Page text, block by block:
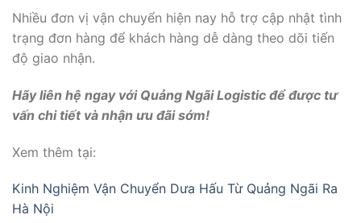
Nhiều đơn vị vận chuyển hiện nay hỗ trợ cập nhật tình
trạng đơn hàng để khách hàng dễ dàng theo dõi tiến
độ giao nhận.
Hãy liên hệ ngay với Quảng Ngãi Logistic để được tư
vấn chi tiết và nhận ưu đãi sớm!
Xem thêm tại:
Kinh Nghiệm Vận Chuyển Dưa Hấu Từ Quảng Ngãi Ra
Hà Nội